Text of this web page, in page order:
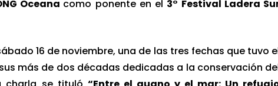
Oceana como ponente en el 3° Festival Ladera
16 de noviembre, una de las tres fechas que tuvo
más de dos décadas dedicadas a la conservación